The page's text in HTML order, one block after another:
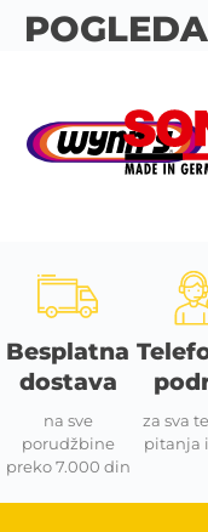
Besplatna
dostava
na sve
porudžbine
preko 7.000 din
za sva
pitanja